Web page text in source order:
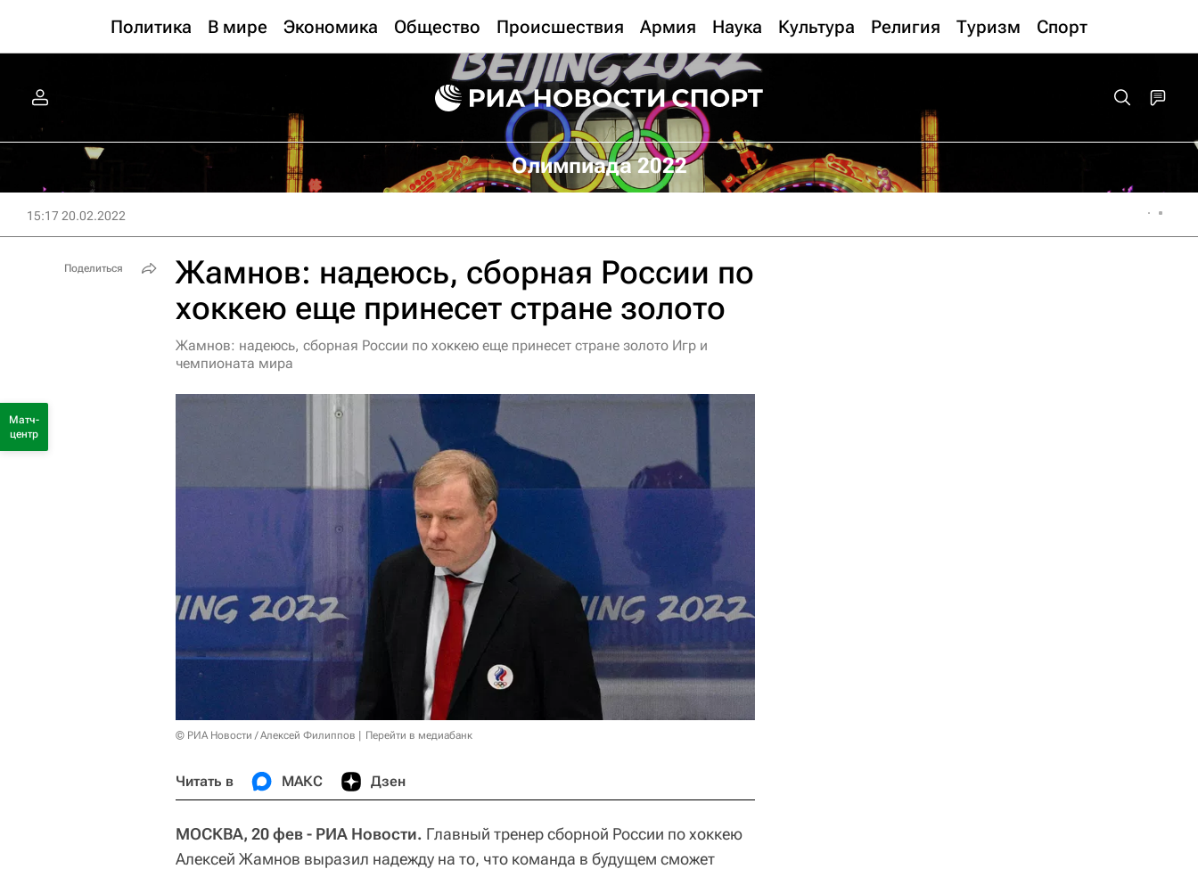
Политика В мире Экономика Общество Происшествия Армия Наука Культура Религия Туризм Спорт
Олимпиада 2022
15:17 20.02.2022
Жамнов: надеюсь, сборная России по
хоккею еще принесет стране золото
Жамнов: надеюсь, сборная России по хоккею еще принесет стране золото Игр и
чемпионата мира
© РИА Новости / Алексей Филиппов Перейти в медиабанк
Читать в МАКС Дзен
МОСКВА, 20 фев - РИА Новости. Главный тренер сборной России по хоккею
Алексей Жамнов выразил надежду на то, что команда в будущем сможет
Поделиться
Матч-
центр